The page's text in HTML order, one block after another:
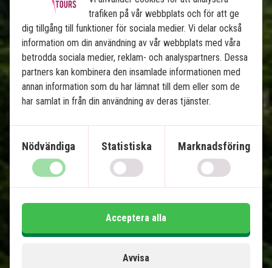
Costa Rica
Se karta
Costa Rica från kust till kust
Puerto Viejo de Talamanca - karibiska
Monteverde - hängbroar och molnskog
trafiken på vår webbplats och för att ge
dig tillgång till funktioner för sociala medier. Vi delar också
information om din användning av vår webbplats med våra
betrodda sociala medier, reklam- och analyspartners. Dessa
partners kan kombinera den insamlade informationen med
annan information som du har lämnat till dem eller som de
har samlat in från din användning av deras tjänster.
Nödvändiga Statistiska Marknadsföring
Avvisa
Acceptera alla